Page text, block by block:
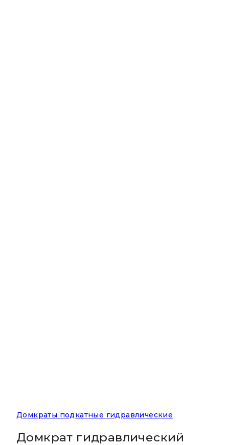
Домкраты подкатные гидравлические
Домкрат гидравлический